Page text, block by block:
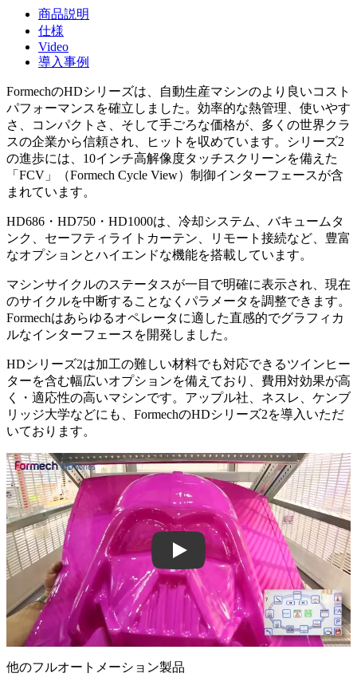
商品説明
仕様
Video
導入事例
FormechのHDシリーズは、自動生産マシンのより良いコスト
パフォーマンスを確立しました。効率的な熱管理、使いやす
さ、コンパクトさ、そして手ごろな価格が、多くの世界クラ
スの企業から信頼され、ヒットを収めています。シリーズ2
の進歩には、10インチ高解像度タッチスクリーンを備えた
「FCV」（Formech Cycle View）制御インターフェースが含
まれています。
HD686・HD750・HD1000は、冷却システム、バキュームタ
ンク、セーフティライトカーテン、リモート接続など、豊富
なオプションとハイエンドな機能を搭載しています。
マシンサイクルのステータスが一目で明確に表示され、現在
のサイクルを中断することなくパラメータを調整できます。
Formechはあらゆるオペレータに適した直感的でグラフィカ
ルなインターフェースを開発しました。
HDシリーズ2は加工の難しい材料でも対応できるツインヒー
ターを含む幅広いオプションを備えており、費用対効果が高
く・適応性の高いマシンです。アップル社、ネスレ、ケンブ
リッジ大学などにも、FormechのHDシリーズ2を導入いただ
いております。
Play: Keynote (Google I/O '18)
他のフルオートメーション製品